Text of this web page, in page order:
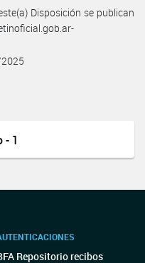
Disposición se publican
1
Repositorio recibos